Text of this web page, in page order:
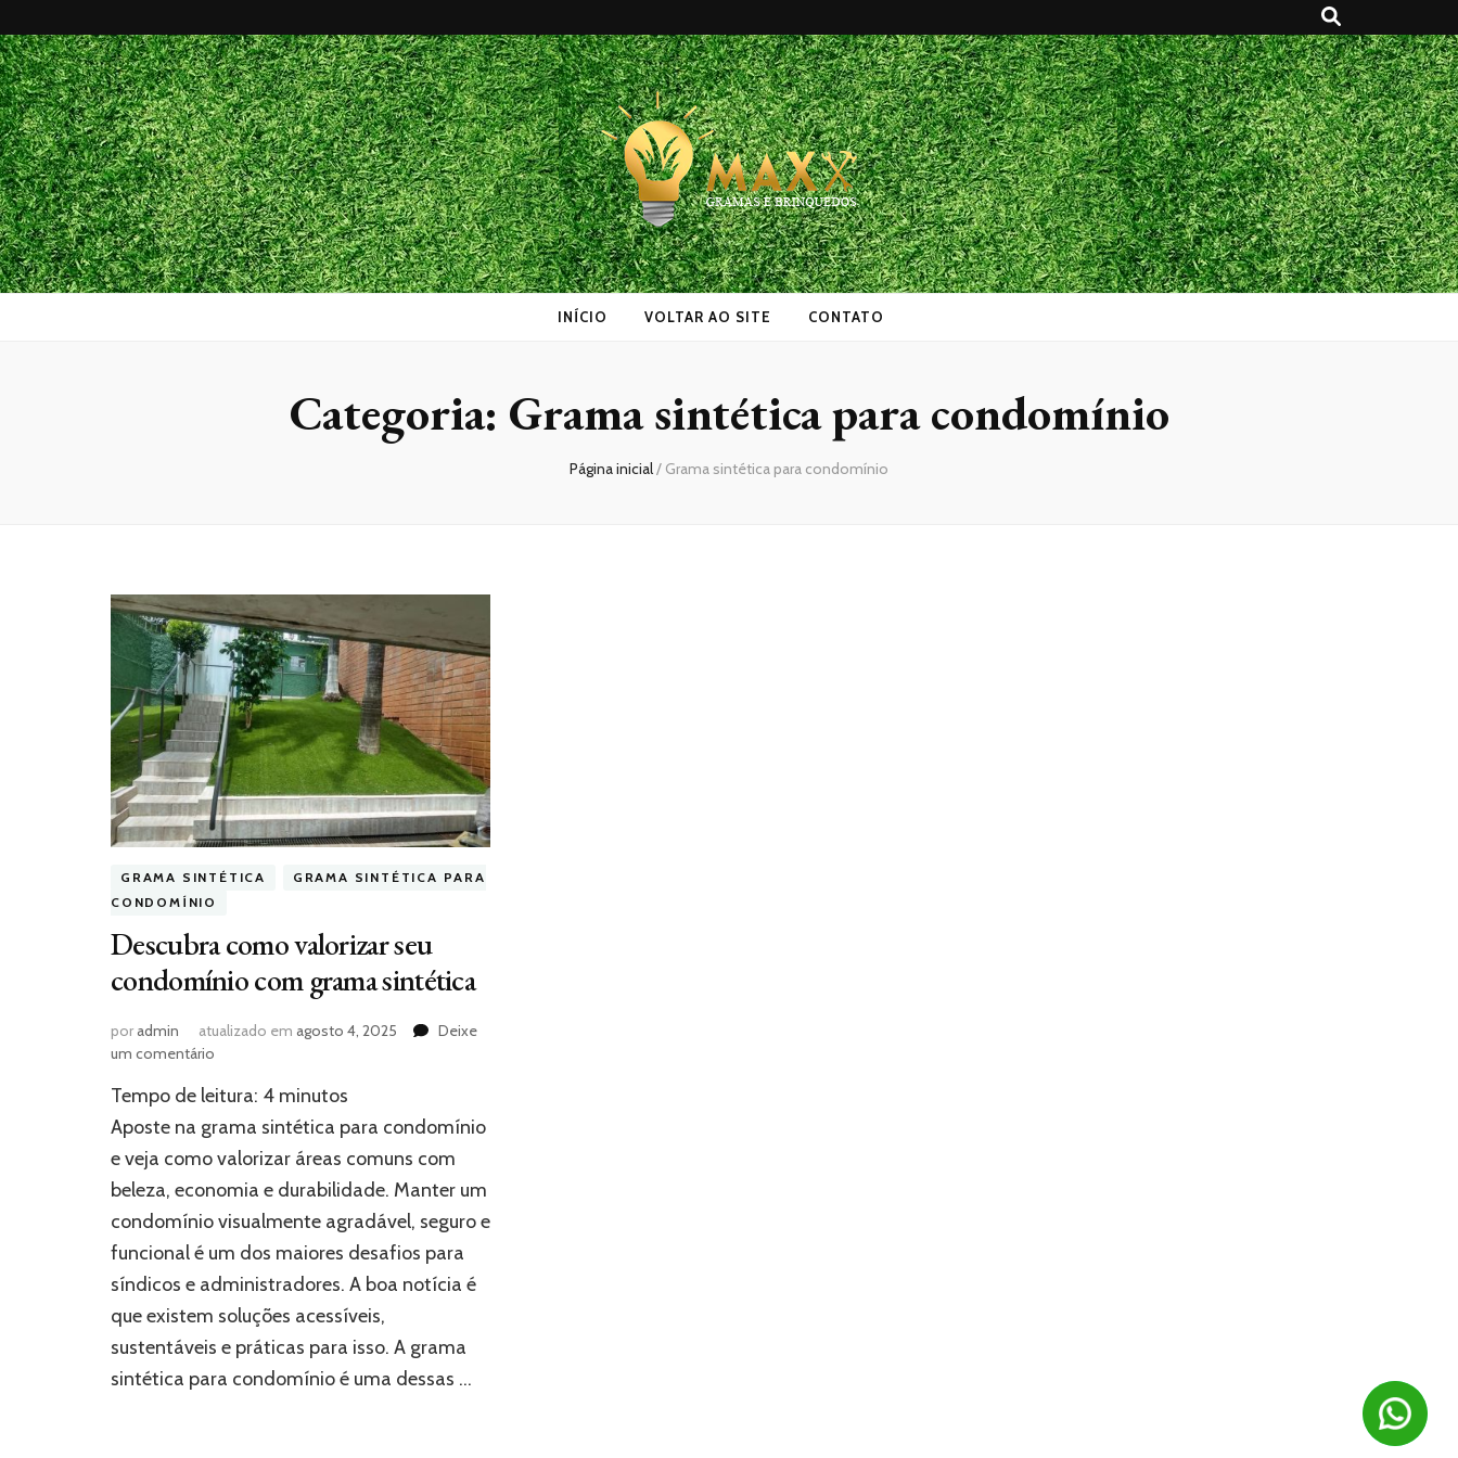
Maxx Gramas
Blog
INÍCIO VOLTAR AO SITE CONTATO
Categoria: Grama sintética para condomínio
Página inicial/ Grama sintética para condomínio
GRAMA SINTÉTICA
GRAMA SINTÉTICA PARA
CONDOMÍNIO
Descubra como valorizar seu
condomínio com grama sintética
poradmin atualizado em agosto 4, 2025
Deixe
um comentário
como
valorizar
condomínio
com
grama
Tempo de leitura: 4 minutos
Aposte na grama sintética para condomínio
e veja como valorizar áreas comuns com
beleza, economia e durabilidade. Manter um
condomínio visualmente agradável, seguro e
funcional é um dos maiores desafios para
síndicos e administradores. A boa notícia é
que existem soluções acessíveis,
sustentáveis e práticas para isso. A grama
sintética para condomínio é uma dessas …